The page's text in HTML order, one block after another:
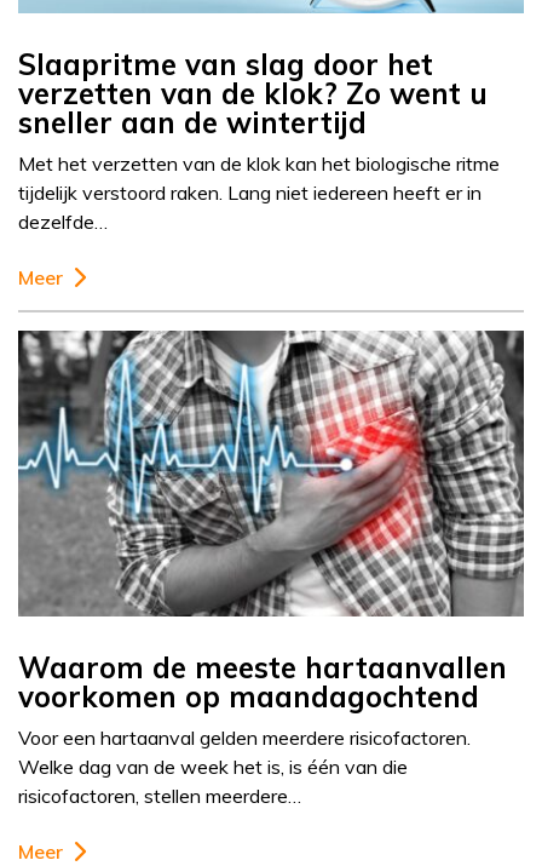
Slaapritme van slag door het
verzetten van de klok? Zo went u
sneller aan de wintertijd
Met het verzetten van de klok kan het biologische ritme
tijdelijk verstoord raken. Lang niet iedereen heeft er in
dezelfde…
Meer
Waarom de meeste hartaanvallen
voorkomen op maandagochtend
Voor een hartaanval gelden meerdere risicofactoren.
Welke dag van de week het is, is één van die
risicofactoren, stellen meerdere…
Meer